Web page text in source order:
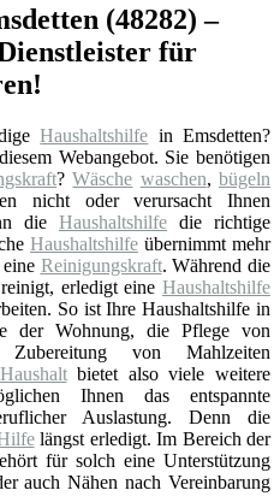
(48282) –
für
Haushaltshilfe in Emsdetten?
Webangebot. Sie benötigen
?Wäsche waschen,bügeln
nicht oder verursacht Ihnen
die Haushaltshilfe die richtige
Haushaltshilfe übernimmt mehr
Reinigungskraft. Während die
erledigt eine Haushaltshilfe
So ist Ihre Haushaltshilfe in
der Wohnung, die Pflege von
von Mahlzeiten
bietet also viele weitere
Ihnen das entspannte
Auslastung. Denn die
längst erledigt. Im Bereich der
für solch eine Unterstützung
auch Nähen nach Vereinbarung